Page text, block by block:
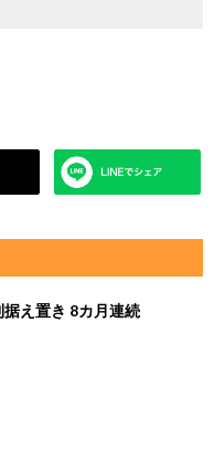
え置き 8カ月連続